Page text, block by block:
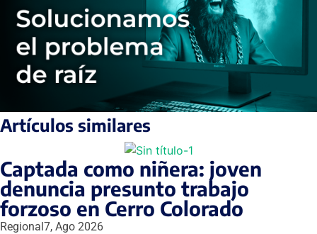
Artículos similares
Captada como niñera: joven
denuncia presunto trabajo
forzoso en Cerro Colorado
Regional7, Ago 2026